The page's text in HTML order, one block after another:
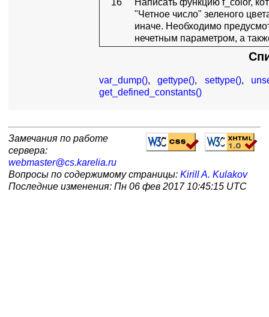
16
Написать функцию f_color,
"Четное число" зеленого
иначе. Необходимо
нечетным параметром, а
var_dump(),gettype(), settype(),
get_defined_constants()
Замечания по работе
сервера:
webmaster@cs.karelia.ru
Вопросы по содержимому страницы: Kirill A. Kulakov
Последние изменения: Пн 06 фев 2017 10:45:15 UTC